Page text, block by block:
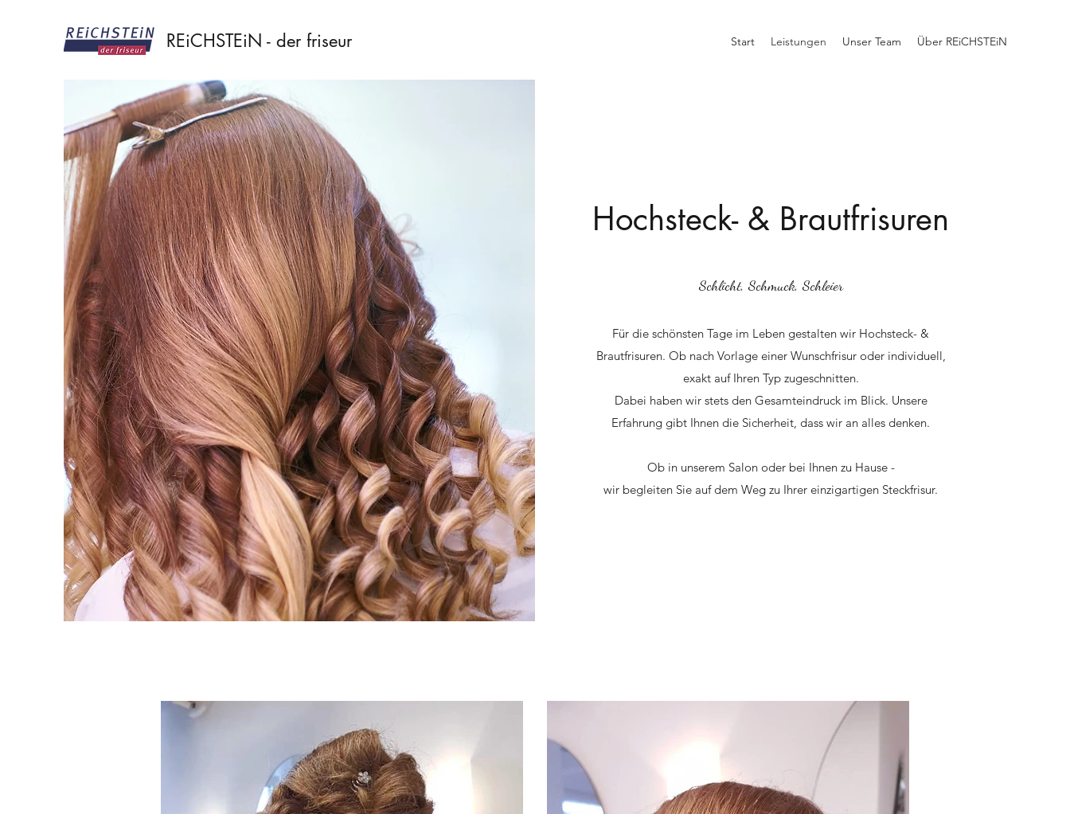
REiCHSTEiN - der friseur Start Leistungen Unser Team Über REiCHSTEiN
Hochsteck- & Brautfrisuren
Schlicht, Schmuck, Schleier
Für die schönsten Tage im Leben gestalten wir Hochsteck- &
Brautfrisuren. Ob nach Vorlage einer Wunschfrisur oder individuell,
exakt auf Ihren Typ zugeschnitten.
Dabei haben wir stets den Gesamteindruck im Blick. Unsere
Erfahrung gibt Ihnen die Sicherheit, dass wir an alles denken.
Ob in unserem Salon oder bei Ihnen zu Hause -
wir begleiten Sie auf dem Weg zu Ihrer einzigartigen Steckfrisur.